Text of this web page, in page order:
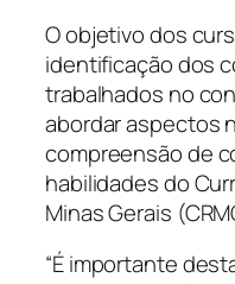
O objetivo dos
identificação dos
trabalhados no
abordar aspectos
compreensão de
habilidades do
Minas Gerais
“É importante